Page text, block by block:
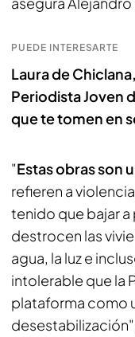
PUEDE INTERESARTE
Laura de
Periodista Joven
que te tomen en
"Estas obras son
refieren a
tenido que bajar a
destrocen las
agua, la luz e
intolerable que la
plataforma como